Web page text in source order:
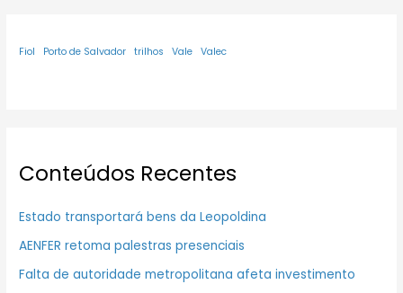
Fiol Porto de Salvador trilhos Vale Valec
Conteúdos Recentes
Estado transportará bens da Leopoldina
AENFER retoma palestras presenciais
Falta de autoridade metropolitana afeta investimento